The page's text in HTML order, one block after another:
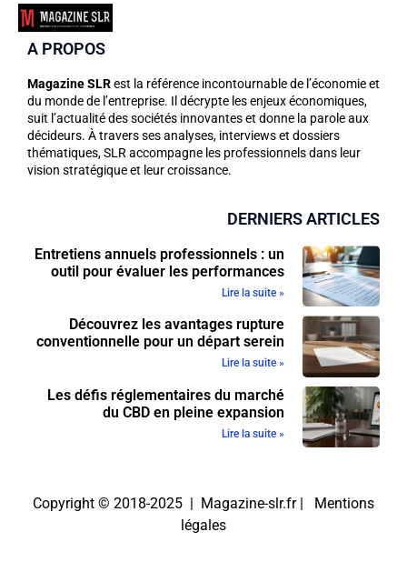
A PROPOS
Magazine SLRest la référence incontournable de l’économie et
du monde de l’entreprise. Il décrypte les enjeux économiques,
suit l’actualité des sociétés innovantes et donne la parole aux
décideurs. À travers ses analyses, interviews et dossiers
thématiques, SLR accompagne les professionnels dans leur
vision stratégique et leur croissance.
DERNIERS ARTICLES
Entretiens annuels professionnels : un
outil pour évaluer les performances
Lire la suite »
Découvrez les avantages rupture
conventionnelle pour un départ serein
Lire la suite »
Les défis réglementaires du marché
du CBD en pleine expansion
Lire la suite »
Copyright © 2018-2025 | Magazine-slr.fr | Mentions
légales